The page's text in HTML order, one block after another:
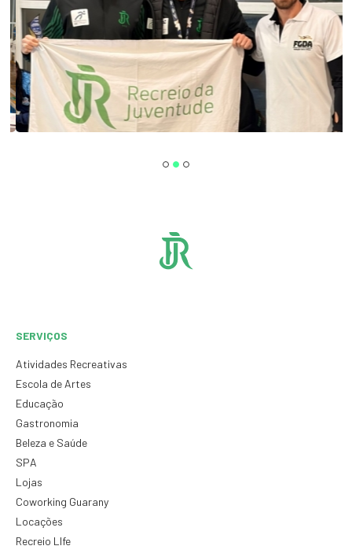
SERVIÇOS
Atividades Recreativas
Escola de Artes
Educação
Gastronomia
Beleza e Saúde
SPA
Lojas
Coworking Guarany
Locações
Recreio LIfe